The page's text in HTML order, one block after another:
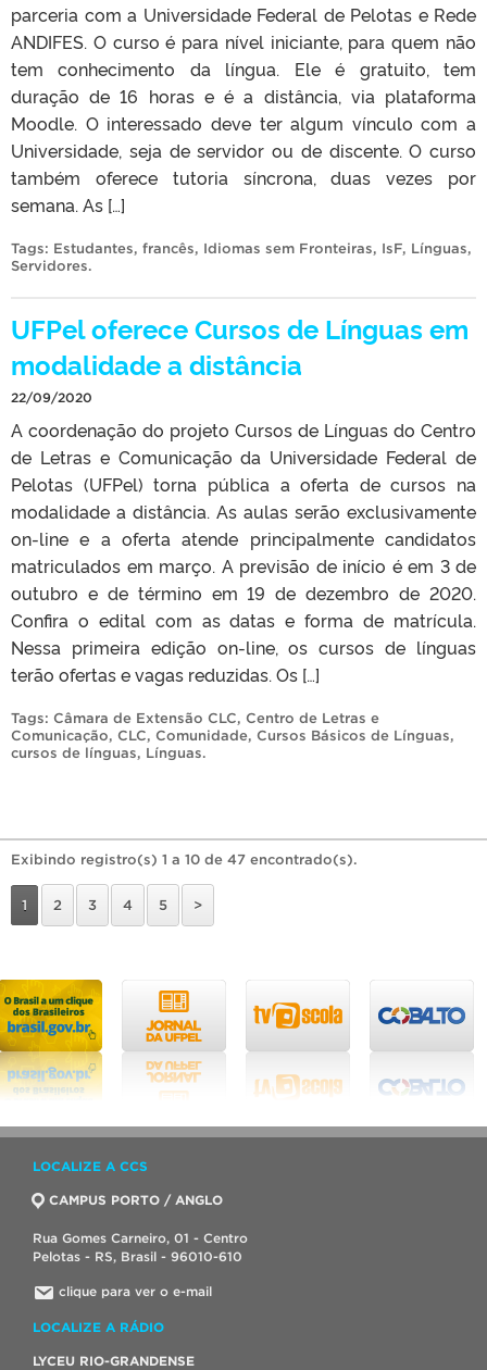
parceria com a Universidade Federal de Pelotas e Rede
ANDIFES. O curso é para nível iniciante, para quem não
tem conhecimento da língua. Ele é gratuito, tem
duração de 16 horas e é a distância, via plataforma
Moodle. O interessado deve ter algum vínculo com a
Universidade, seja de servidor ou de discente. O curso
também oferece tutoria síncrona, duas vezes por
semana. As […]
Tags: Estudantes, francês, Idiomas sem Fronteiras, IsF, Línguas,
Servidores.
UFPel oferece Cursos de Línguas em
modalidade a distância
22/09/2020
A coordenação do projeto Cursos de Línguas do Centro
de Letras e Comunicação da Universidade Federal de
Pelotas (UFPel) torna pública a oferta de cursos na
modalidade a distância. As aulas serão exclusivamente
on-line e a oferta atende principalmente candidatos
matriculados em março. A previsão de início é em 3 de
outubro e de término em 19 de dezembro de 2020.
Confira o edital com as datas e forma de matrícula.
Nessa primeira edição on-line, os cursos de línguas
terão ofertas e vagas reduzidas. Os […]
Tags: Câmara de Extensão CLC, Centro de Letras e
Comunicação, CLC, Comunidade, Cursos Básicos de Línguas,
cursos de línguas, Línguas.
Exibindo registro(s) 1 a 10 de 47 encontrado(s).
1 2 3 4 5 >
LOCALIZE A CCS
CAMPUS PORTO / ANGLO
Rua Gomes Carneiro, 01 - Centro
Pelotas - RS, Brasil - 96010-610
clique para ver o e-mail
LOCALIZE A RÁDIO
LYCEU RIO-GRANDENSE